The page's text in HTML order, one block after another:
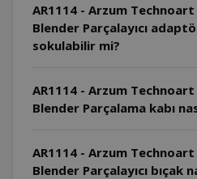
AR1114 - Arzum
Blender Parçalayıcı
sokulabilir mi?
AR1114 - Arzum
Blender Parçalama kabı
AR1114 - Arzum
Blender Parçalayıcı bıçak